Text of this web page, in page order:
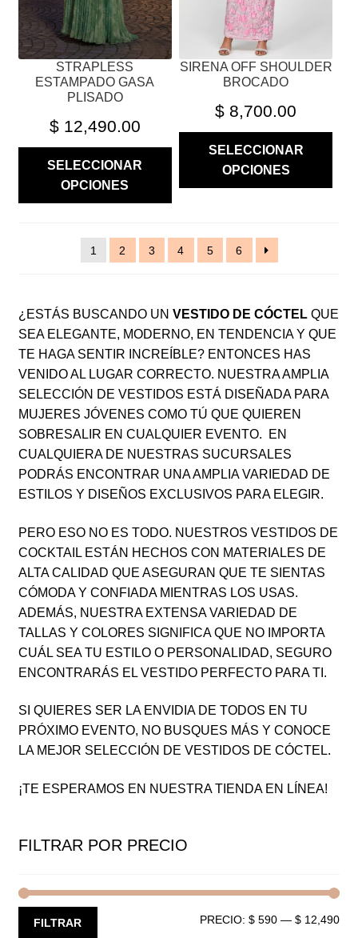
STRAPLESS
ESTAMPADO GASA
PLISADO
$12,490.00
SELECCIONAR
OPCIONES
EN
LA
PÁGINA
PRODUCTO
SIRENA OFF SHOULDER
BROCADO
$ 8,700.00
SELECCIONAR
OPCIONES
PÁGINA
DE
1 2 3 4 5 6
¿ESTÁS BUSCANDO UN VESTIDO DE CÓCTEL QUE
SEA ELEGANTE, MODERNO, EN TENDENCIA Y QUE
TE HAGA SENTIR INCREÍBLE? ENTONCES HAS
VENIDO AL LUGAR CORRECTO. NUESTRA AMPLIA
SELECCIÓN DE VESTIDOS ESTÁ DISEÑADA PARA
MUJERES JÓVENES COMO TÚ QUE QUIEREN
SOBRESALIR EN CUALQUIER EVENTO. EN
CUALQUIERA DE NUESTRAS SUCURSALES
PODRÁS ENCONTRAR UNA AMPLIA VARIEDAD DE
ESTILOS Y DISEÑOS EXCLUSIVOS PARA ELEGIR.
PERO ESO NO ES TODO. NUESTROS VESTIDOS DE
COCKTAIL ESTÁN HECHOS CON MATERIALES DE
ALTA CALIDAD QUE ASEGURAN QUE TE SIENTAS
CÓMODA Y CONFIADA MIENTRAS LOS USAS.
ADEMÁS, NUESTRA EXTENSA VARIEDAD DE
TALLAS Y COLORES SIGNIFICA QUE NO IMPORTA
CUÁL SEA TU ESTILO O PERSONALIDAD, SEGURO
ENCONTRARÁS EL VESTIDO PERFECTO PARA TI.
SI QUIERES SER LA ENVIDIA DE TODOS EN TU
PRÓXIMO EVENTO, NO BUSQUES MÁS Y CONOCE
LA MEJOR SELECCIÓN DE VESTIDOS DE CÓCTEL.
¡TE ESPERAMOS EN NUESTRA TIENDA EN LÍNEA!
FILTRAR POR PRECIO
FILTRAR PRECIO:$ 590 —$ 12,490